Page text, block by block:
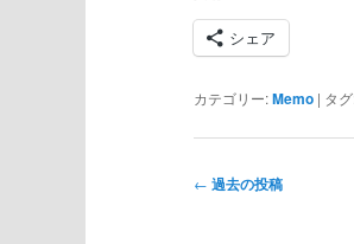
シェア
カテゴリー:Memo | タ
投
← 過去の投稿